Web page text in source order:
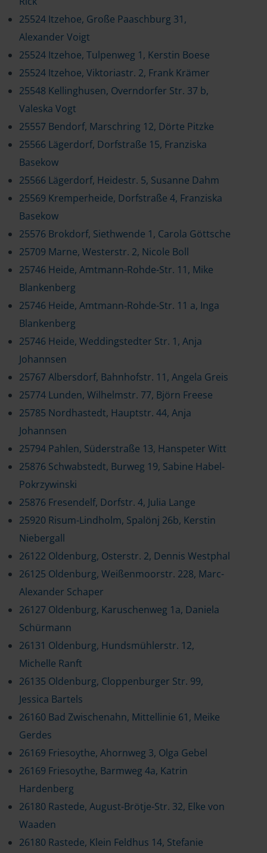
25524 Itzehoe, Große Paaschburg 31,
Alexander Voigt
25524 Itzehoe, Tulpenweg 1, Kerstin Boese
25524 Itzehoe, Viktoriastr. 2, Frank Krämer
25548 Kellinghusen, Overndorfer Str. 37 b,
Valeska Vogt
25557 Bendorf, Marschring 12, Dörte Pitzke
25566 Lägerdorf, Dorfstraße 15, Franziska
Basekow
25566 Lägerdorf, Heidestr. 5, Susanne Dahm
25569 Kremperheide, Dorfstraße 4, Franziska
Basekow
25576 Brokdorf, Siethwende 1, Carola Göttsche
25709 Marne, Westerstr. 2, Nicole Boll
25746 Heide, Amtmann-Rohde-Str. 11, Mike
Blankenberg
25746 Heide, Amtmann-Rohde-Str. 11 a, Inga
Blankenberg
25746 Heide, Weddingstedter Str. 1, Anja
Johannsen
25767 Albersdorf, Bahnhofstr. 11, Angela Greis
25774 Lunden, Wilhelmstr. 77, Björn Freese
25785 Nordhastedt, Hauptstr. 44, Anja
Johannsen
25794 Pahlen, Süderstraße 13, Hanspeter Witt
25876 Schwabstedt, Burweg 19, Sabine Habel-
Pokrzywinski
25876 Fresendelf, Dorfstr. 4, Julia Lange
25920 Risum-Lindholm, Spalönj 26b, Kerstin
Niebergall
26122 Oldenburg, Osterstr. 2, Dennis Westphal
26125 Oldenburg, Weißenmoorstr. 228, Marc-
Alexander Schaper
26127 Oldenburg, Karuschenweg 1a, Daniela
Schürmann
26131 Oldenburg, Hundsmühlerstr. 12,
Michelle Ranft
26135 Oldenburg, Cloppenburger Str. 99,
Jessica Bartels
26160 Bad Zwischenahn, Mittellinie 61, Meike
Gerdes
26169 Friesoythe, Ahornweg 3, Olga Gebel
26169 Friesoythe, Barmweg 4a, Katrin
Hardenberg
26180 Rastede, August-Brötje-Str. 32, Elke von
Waaden
26180 Rastede, Klein Feldhus 14, Stefanie